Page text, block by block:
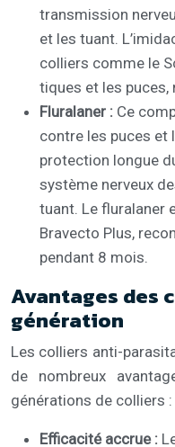
transmission
et les tuant.
colliers comme le
tiques et les puces,
Fluralaner : Ce
contre les puces et
protection longue
système nerveux
tuant. Le fluralaner
Bravecto Plus,
pendant 8 mois.
Avantages des
génération
Les colliers anti-
de nombreux
générations de colliers :
Efficacité accrue :